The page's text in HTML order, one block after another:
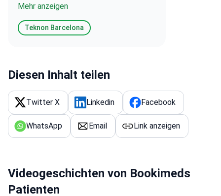
ausgewählt). Und dann organisierten
sie Konsultationen mit den Ärzten
dieser Kliniken. Und das alles
Entscheidung treffen.
Mehr anzeigen
Teknon Barcelona
Diesen Inhalt teilen
Twitter X Linkedin Facebook
WhatsApp Email Link anzeigen
Videogeschichten von Bookimeds
Patienten